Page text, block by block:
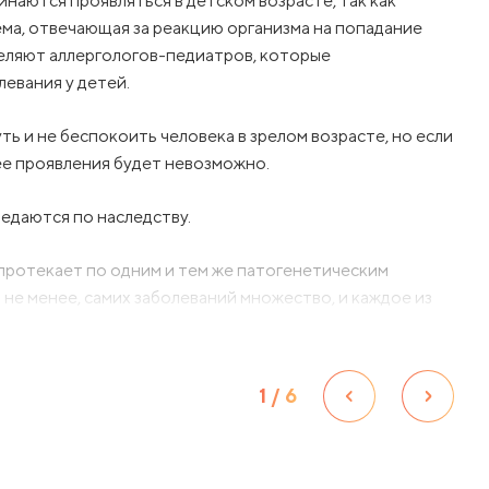
отвечающая за реакцию организма на попадание
аллергологов-педиатров, которые
у детей.
и не беспокоить человека в зрелом возрасте, но если
проявления будет невозможно.
по наследству.
по одним и тем же патогенетическим
менее, самих заболеваний множество, и каждое из
1 / 6